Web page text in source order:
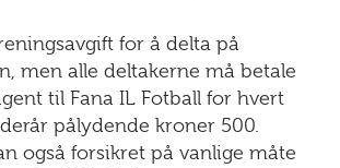
for å delta på
men alle deltakerne må betale
til Fana IL Fotball for hvert
pålydende kroner 500.
også forsikret på vanlige måte